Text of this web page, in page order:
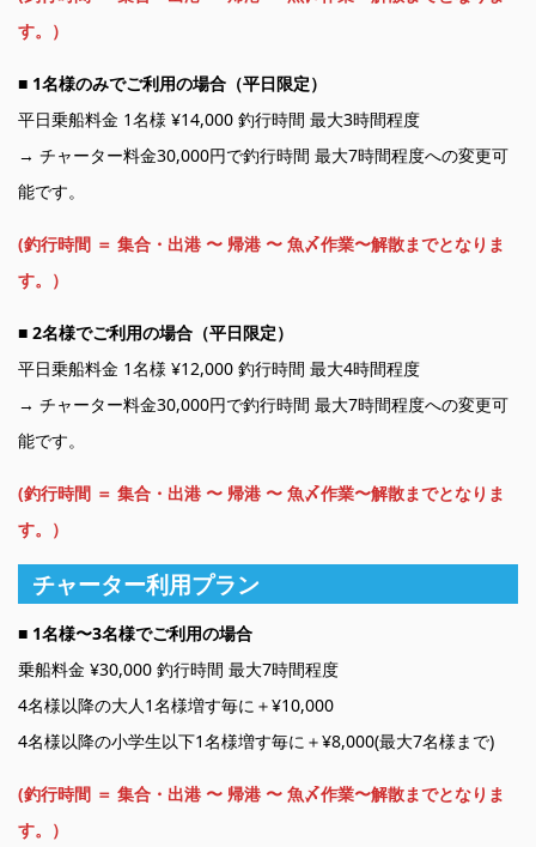
す。）
■ 1名様のみでご利用の場合（平日限定）
平日乗船料金 1名様 ¥14,000 釣行時間 最大3時間程度
→ チャーター料金30,000円で釣行時間 最大7時間程度への変更可
能です。
(釣行時間 ＝ 集合・出港 〜 帰港 〜 魚〆作業〜解散までとなりま
す。）
■ 2名様でご利用の場合（平日限定）
平日乗船料金 1名様 ¥12,000 釣行時間 最大4時間程度
→ チャーター料金30,000円で釣行時間 最大7時間程度への変更可
能です。
(釣行時間 ＝ 集合・出港 〜 帰港 〜 魚〆作業〜解散までとなりま
す。）
チャーター利用プラン
■ 1名様〜3名様でご利用の場合
乗船料金 ¥30,000 釣行時間 最大7時間程度
4名様以降の大人1名様増す毎に＋¥10,000
4名様以降の小学生以下1名様増す毎に＋¥8,000(最大7名様まで)
(釣行時間 ＝ 集合・出港 〜 帰港 〜 魚〆作業〜解散までとなりま
す。）